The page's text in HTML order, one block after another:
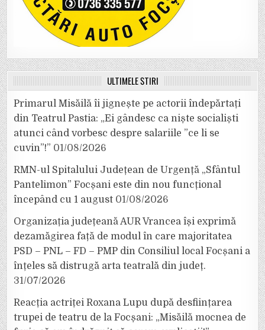
ULTIMELE ȘTIRI
Primarul Misăilă îi jignește pe actorii îndepărtați
din Teatrul Pastia: „Ei gândesc ca niște socialiști
atunci când vorbesc despre salariile ”ce li se
cuvin”!” 01/08/2026
RMN-ul Spitalului Județean de Urgență „Sfântul
Pantelimon” Focșani este din nou funcțional
începând cu 1 august 01/08/2026
Organizația județeană AUR Vrancea își exprimă
dezamăgirea față de modul în care majoritatea
PSD – PNL – FD – PMP din Consiliul local Focșani a
înțeles să distrugă arta teatrală din județ.
31/07/2026
Reacția actriței Roxana Lupu după desființarea
trupei de teatru de la Focșani: „Misăilă mocnea de